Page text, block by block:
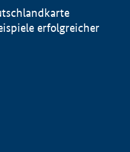
erfolgreicher